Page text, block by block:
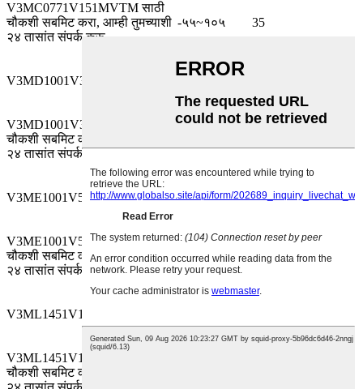
V3MC0771V151MVTM साठी
चौकशी सबमिट करा, आम्ही तुमच्याशी
२४ तासांत संपर्क करू.
-५५~१०५ 35
V3MD1001V331MV लक्ष द्या
V3MD1001V331MVTM साठी
चौकशी सबमिट करा, आम्ही तुमच्याशी
२४ तासांत संपर्क करू.
V3ME1001V561MV लक्ष द्या -५५~१०५ 35
V3ME1001V561MVTM साठी
चौकशी सबमिट करा, आम्ही तुमच्याशी
२४ तासांत संपर्क करू.
-५५~१०५ 35
V3ML1451V102MV लक्ष द्या
V3ML1451V102MVTM साठी
चौकशी सबमिट करा, आम्ही तुमच्याशी